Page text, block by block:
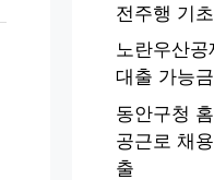
전주행 기
노란우산
대출 가능
동안구청
공근로 채
출